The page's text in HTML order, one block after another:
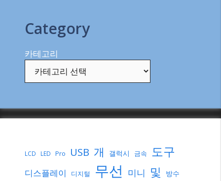
Category
카테고리
LCD LED Pro USB 개 갤럭시 금속 도구
디스플레이 디지털 무선 미니 및 방수